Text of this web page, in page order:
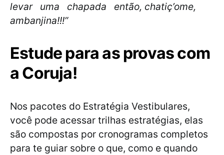
levar uma chapada então, chatiç’ome,
ambanjina!!!”
Estude para as provas com
a Coruja!
Nos pacotes do Estratégia Vestibulares,
você pode acessar trilhas estratégias, elas
são compostas por cronogramas completos
para te guiar sobre o que, como e quando